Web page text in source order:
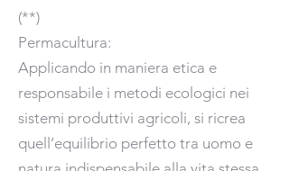
(**)
Permacultura:
Applicando in maniera etica e
responsabile i metodi ecologici nei
sistemi produttivi agricoli, si ricrea
quell’equilibrio perfetto tra uomo e